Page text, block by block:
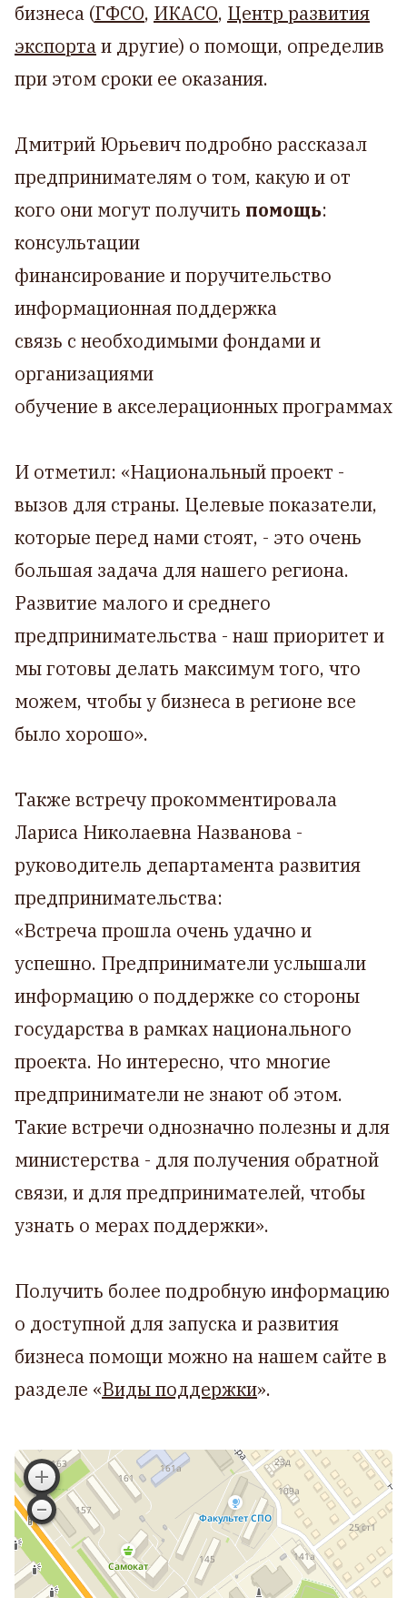
бизнеса (ГФСО, ИКАСО, Центр развития
экспортаи другие) о помощи, определив
при этом сроки ее оказания.
Дмитрий Юрьевич подробно рассказал
предпринимателям о том, какую и от
кого они могут получить помощь:
консультации
финансирование и поручительство
информационная поддержка
связь с необходимыми фондами и
организациями
обучение в акселерационных программах
И отметил: «Национальный проект -
вызов для страны. Целевые показатели,
которые перед нами стоят, - это очень
большая задача для нашего региона.
Развитие малого и среднего
предпринимательства - наш приоритет и
мы готовы делать максимум того, что
можем, чтобы у бизнеса в регионе все
было хорошо».
Также встречу прокомментировала
Лариса Николаевна Названова -
руководитель департамента развития
предпринимательства:
«Встреча прошла очень удачно и
успешно. Предприниматели услышали
информацию о поддержке со стороны
государства в рамках национального
проекта. Но интересно, что многие
предприниматели не знают об этом.
Такие встречи однозначно полезны и для
министерства - для получения обратной
связи, и для предпринимателей, чтобы
узнать о мерах поддержки».
Получить более подробную информацию
о доступной для запуска и развития
бизнеса помощи можно на нашем сайте в
разделе «Виды поддержки».